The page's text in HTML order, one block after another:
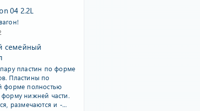
04 2.2L
семейный
пластин по форме
Пластины по
форме полностью
нижней части.
размечаются и -...